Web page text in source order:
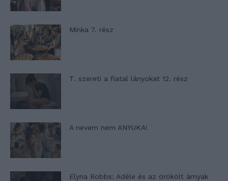
Minka 7. rész
T. szereti a fiatal lányokat 12. rész
A nevem nem ANYUKA!
Elyna Robbs: Adéle és az örökölt árnyak